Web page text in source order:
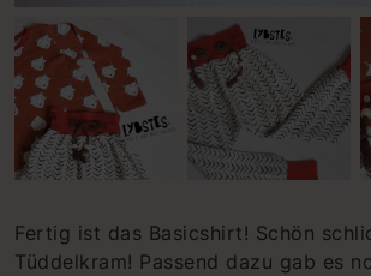
Fertig ist das Basicshirt! Schön
Tüddelkram! Passend dazu gab es